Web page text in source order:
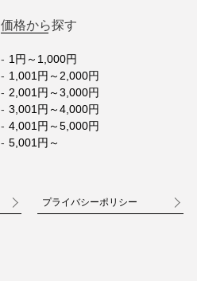
価格から探す
1円～1,000円
1,001円～2,000円
2,001円～3,000円
3,001円～4,000円
4,001円～5,000円
5,001円～
プライバシーポリシー